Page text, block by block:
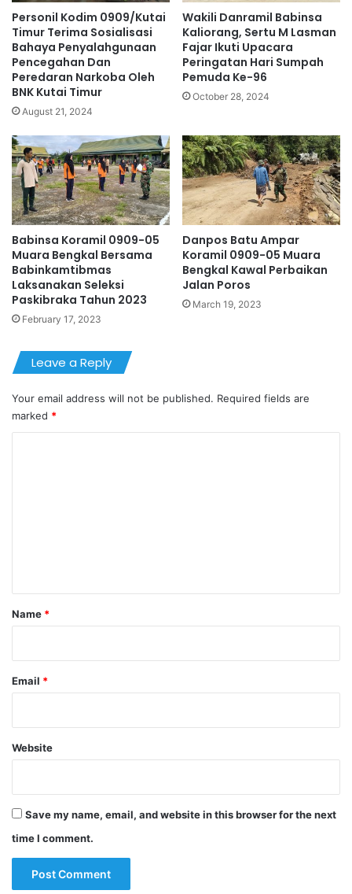
Personil Kodim 0909/Kutai
Timur Terima Sosialisasi
Bahaya Penyalahgunaan
Pencegahan Dan
Peredaran Narkoba Oleh
BNK Kutai Timur
August 21, 2024
Wakili Danramil Babinsa
Kaliorang, Sertu M Lasman
Fajar Ikuti Upacara
Peringatan Hari Sumpah
Pemuda Ke-96
October 28, 2024
Babinsa Koramil 0909-05
Muara Bengkal Bersama
Babinkamtibmas
Laksanakan Seleksi
Paskibraka Tahun 2023
February 17, 2023
Danpos Batu Ampar
Koramil 0909-05 Muara
Bengkal Kawal Perbaikan
Jalan Poros
March 19, 2023
Leave a Reply
Your email address will not be published. Required fields are
marked *
*
Name *
Email *
Website
Save my name, email, and website in this browser for the next
time I comment.